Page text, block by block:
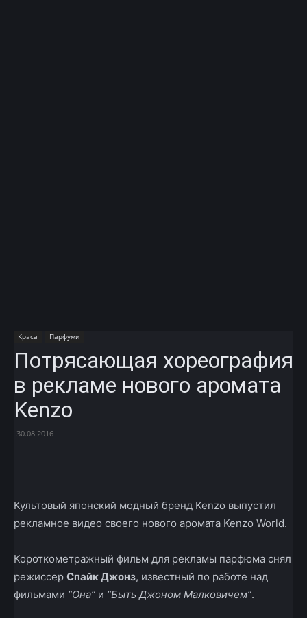
Краса Парфуми
Потрясающая хореография
в рекламе нового аромата
Kenzo
30.08.2016
Культовый японский модный бренд Kenzo выпустил
рекламное видео своего нового аромата Kenzo World.
Короткометражный фильм для рекламы парфюма снял
режиссер Спайк Джонз, известный по работе над
фильмами “Она” и “Быть Джоном Малковичем”.